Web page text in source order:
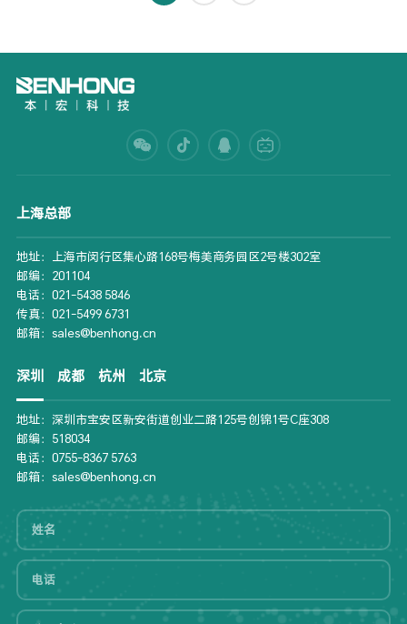
上海总部
地址：上海市闵行区集心路168号梅美商务园区2号楼302室
邮编：201104
电话：021-5438 5846
传真：021-5499 6731
邮箱：sales@benhong.cn
深圳 成都 杭州 北京
地址：深圳市宝安区新安街道创业二路125号创锦1号C座308
邮编：518034
电话：0755-8367 5763
邮箱：sales@benhong.cn